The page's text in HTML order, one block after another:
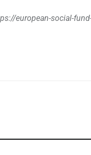
european-social-